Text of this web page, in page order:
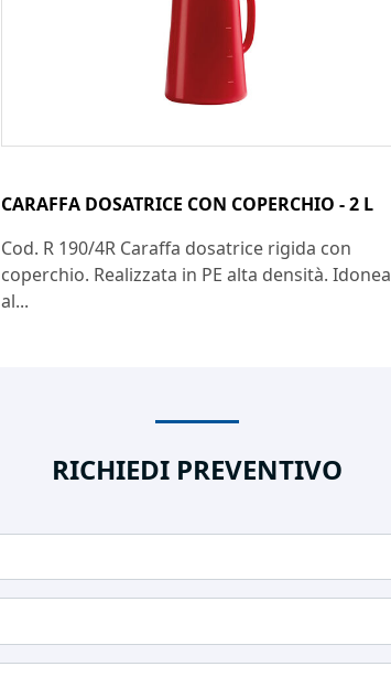
CARAFFA DOSATRICE CON COPERCHIO - 2 L
Cod. R 190/4R Caraffa dosatrice rigida con
coperchio. Realizzata in PE alta densità. Idonea
al...
RICHIEDI PREVENTIVO